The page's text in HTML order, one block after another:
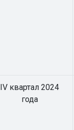
IV квартал 2024
года